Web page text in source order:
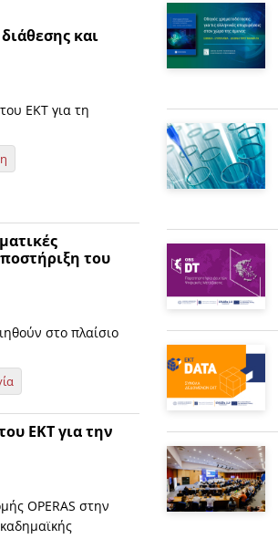
και
ΕΚΤ για τη
του
στο πλαίσιο
ΕΚΤ για την
OPERAS στην